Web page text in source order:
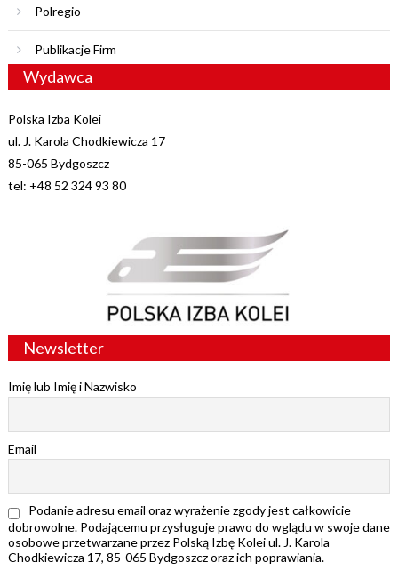
Polregio
Publikacje Firm
Wydawca
Polska Izba Kolei
ul. J. Karola Chodkiewicza 17
85-065 Bydgoszcz
tel: +48 52 324 93 80
Newsletter
Imię lub Imię i Nazwisko
Email
Podanie adresu email oraz wyrażenie zgody jest całkowicie
dobrowolne. Podającemu przysługuje prawo do wglądu w swoje dane
osobowe przetwarzane przez Polską Izbę Kolei ul. J. Karola
Chodkiewicza 17, 85-065 Bydgoszcz oraz ich poprawiania.